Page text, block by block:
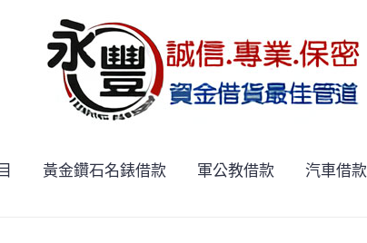
黃金鑽石名錶借款 軍公教借款 汽車借款